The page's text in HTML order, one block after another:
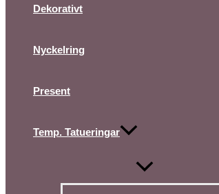
Dekorativt
Nyckelring
Present
Temp. Tatueringar